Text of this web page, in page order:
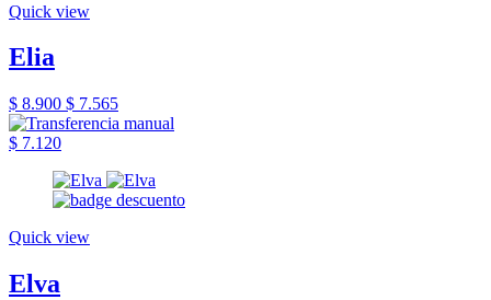
Quick view
Elia
$ 8.900 $ 7.565
$ 7.120
Quick view
Elva